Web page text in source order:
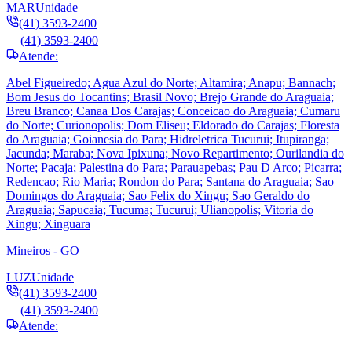
MARUnidade
(41) 3593-2400
(41) 3593-2400
Atende:
Abel Figueiredo; Agua Azul do Norte; Altamira; Anapu; Bannach;
Bom Jesus do Tocantins; Brasil Novo; Brejo Grande do Araguaia;
Breu Branco; Canaa Dos Carajas; Conceicao do Araguaia; Cumaru
do Norte; Curionopolis; Dom Eliseu; Eldorado do Carajas; Floresta
do Araguaia; Goianesia do Para; Hidreletrica Tucurui; Itupiranga;
Jacunda; Maraba; Nova Ipixuna; Novo Repartimento; Ourilandia do
Norte; Pacaja; Palestina do Para; Parauapebas; Pau D Arco; Picarra;
Redencao; Rio Maria; Rondon do Para; Santana do Araguaia; Sao
Domingos do Araguaia; Sao Felix do Xingu; Sao Geraldo do
Araguaia; Sapucaia; Tucuma; Tucurui; Ulianopolis; Vitoria do
Xingu; Xinguara
Mineiros - GO
LUZUnidade
(41) 3593-2400
(41) 3593-2400
Atende: